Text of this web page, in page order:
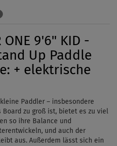
ONE 9'6" KID -
Up Paddle
+ elektrische
Paddler – insbesondere
Board zu groß ist, bietet es zu viel
so ihre Balance und
und auch der
aus. Außerdem lässt sich ein